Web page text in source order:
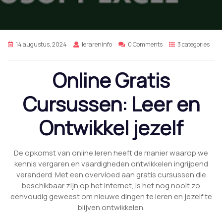
14 augustus, 2024 lerareninfo 0 Comments 3 categories
Online Gratis
Cursussen: Leer en
Ontwikkel jezelf
De opkomst van online leren heeft de manier waarop we
kennis vergaren en vaardigheden ontwikkelen ingrijpend
veranderd. Met een overvloed aan gratis cursussen die
beschikbaar zijn op het internet, is het nog nooit zo
eenvoudig geweest om nieuwe dingen te leren en jezelf te
blijven ontwikkelen.